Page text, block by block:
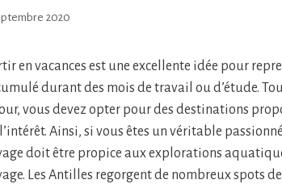
2020
en vacances est une excellente idée pour
durant des mois de travail ou d’étude.
vous devez opter pour des destinations
Ainsi, si vous êtes un véritable
doit être propice aux explorations
Les Antilles regorgent de nombreux spots